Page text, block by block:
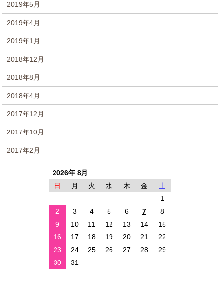
2019年5月
2019年4月
2019年1月
2018年12月
2018年8月
2018年4月
2017年12月
2017年10月
2017年2月
2026年 8月
日
月 火 水 木 金
土
1
2
3 4 5 6 7
8
9
10 11 12 13 14
15
16
17 18 19 20 21
22
23
24 25 26 27 28
29
30
31